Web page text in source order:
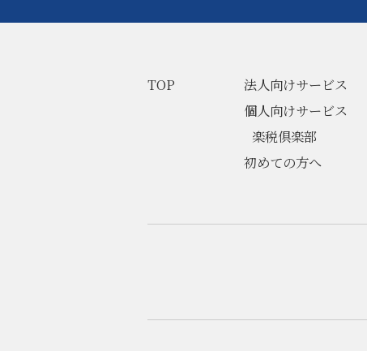
TOP
法人向けサービス
個人向けサービス
楽税倶楽部
初めての方へ